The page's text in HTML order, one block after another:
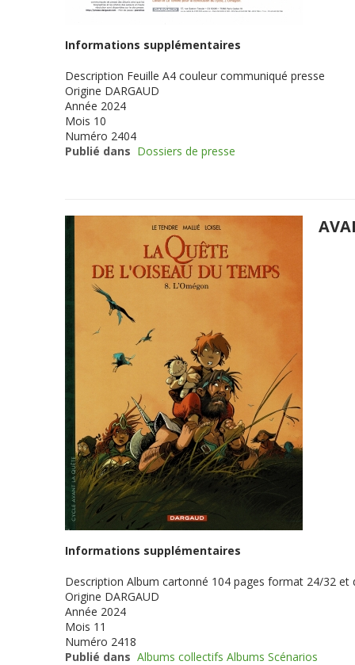
Informations supplémentaires
Description Feuille A4 couleur communiqué presse
Origine DARGAUD
Année 2024
Mois 10
Numéro 2404
Publié dans Dossiers de presse
Informations supplémentaires
Description Album cartonné 104 pages format 24/32 et
Origine DARGAUD
Année 2024
Mois 11
Numéro 2418
Publié dans Albums collectifs Albums Scénarios